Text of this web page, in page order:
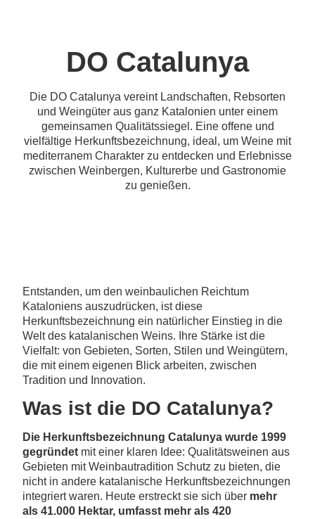
DO Catalunya
Die DO Catalunya vereint Landschaften, Rebsorten
und Weingüter aus ganz Katalonien unter einem
gemeinsamen Qualitätssiegel. Eine offene und
vielfältige Herkunftsbezeichnung, ideal, um Weine mit
mediterranem Charakter zu entdecken und Erlebnisse
zwischen Weinbergen, Kulturerbe und Gastronomie
zu genießen.
Entstanden, um den weinbaulichen Reichtum
Kataloniens auszudrücken, ist diese
Herkunftsbezeichnung ein natürlicher Einstieg in die
Welt des katalanischen Weins. Ihre Stärke ist die
Vielfalt: von Gebieten, Sorten, Stilen und Weingütern,
die mit einem eigenen Blick arbeiten, zwischen
Tradition und Innovation.
Was ist die DO Catalunya?
Die Herkunftsbezeichnung Catalunya wurde 1999
gegründet mit einer klaren Idee: Qualitätsweinen aus
Gebieten mit Weinbautradition Schutz zu bieten, die
nicht in andere katalanische Herkunftsbezeichnungen
integriert waren. Heute erstreckt sie sich über mehr
als 41.000 Hektar, umfasst mehr als 420